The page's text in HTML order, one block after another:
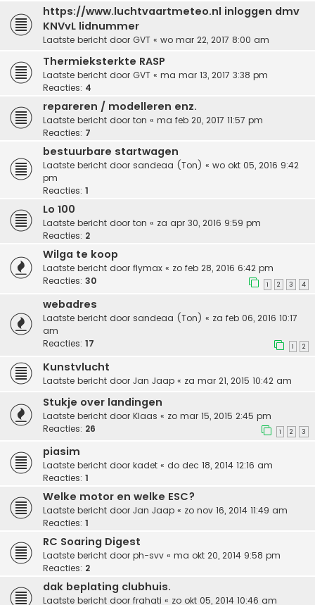
https://www.luchtvaartmeteo.nl inloggen dmv
KNVvL lidnummer
Laatste bericht door GVT « wo mar 22, 2017 8:00 am
Thermieksterkte RASP
Laatste bericht door GVT « ma mar 13, 2017 3:38 pm
Reacties: 4
repareren / modelleren enz.
Laatste bericht door ton « ma feb 20, 2017 11:57 pm
Reacties: 7
bestuurbare startwagen
Laatste bericht door sandeaa (Ton) « wo okt 05, 2016 9:42
pm
Reacties: 1
Lo 100
Laatste bericht door ton « za apr 30, 2016 9:59 pm
Reacties: 2
Wilga te koop
Laatste bericht door flymax « zo feb 28, 2016 6:42 pm
Reacties: 30 1 2 3 4
webadres
Laatste bericht door sandeaa (Ton) « za feb 06, 2016 10:17
am
Reacties: 17 1 2
Kunstvlucht
Laatste bericht door Jan Jaap « za mar 21, 2015 10:42 am
Stukje over landingen
Laatste bericht door Klaas « zo mar 15, 2015 2:45 pm
Reacties: 26 1 2 3
piasim
Laatste bericht door kadet « do dec 18, 2014 12:16 am
Reacties: 1
Welke motor en welke ESC?
Laatste bericht door Jan Jaap « zo nov 16, 2014 11:49 am
Reacties: 1
RC Soaring Digest
Laatste bericht door ph-svv « ma okt 20, 2014 9:58 pm
Reacties: 2
dak beplating clubhuis.
Laatste bericht door frahati « zo okt 05, 2014 10:46 am